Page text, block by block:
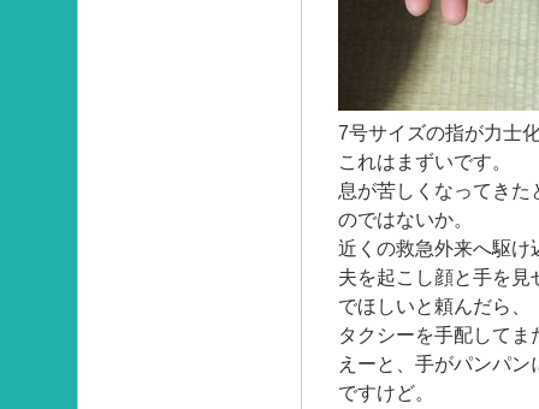
7号サイズの指が力士
これはまずいです。
息が苦しくなってき
のではないか。
近くの救急外来へ駆け
夫を起こし顔と手を
でほしいと頼んだら、
タクシーを手配してま
えーと、手がパンパ
ですけど。